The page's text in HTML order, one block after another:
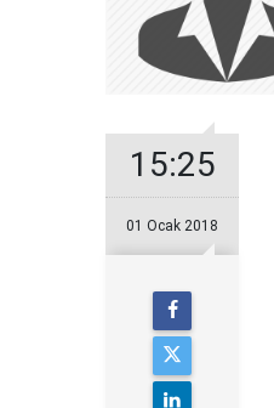
15:25
01 Ocak 2018